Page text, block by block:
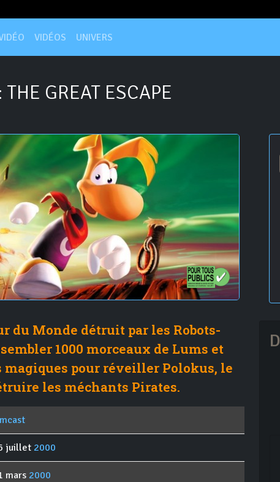
VIDÉOS UNIVERS
GREAT ESCAPE
du Monde détruit par les Robots-
1000 morceaux de Lums et
pour réveiller Polokus, le
les méchants Pirates.
juillet 2000
mars 2000